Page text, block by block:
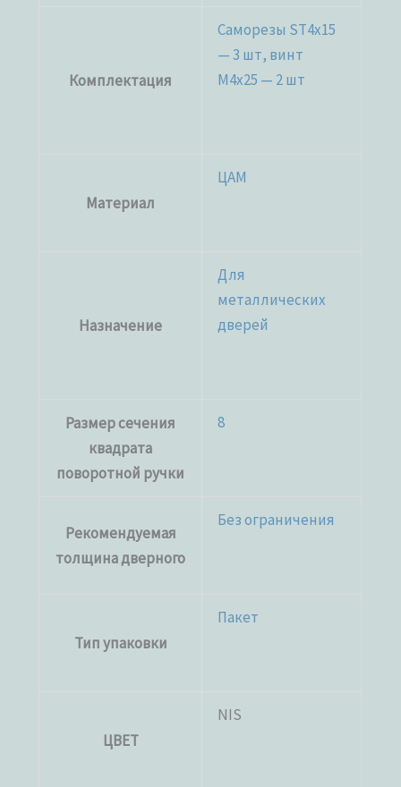
Комплектация
Саморезы ST4x15
— 3 шт, винт
M4x25 — 2 шт
Материал
ЦАМ
Назначение
Для
металлических
дверей
Размер сечения
квадрата
поворотной ручки
8
Рекомендуемая
толщина дверного
Без ограничения
Тип упаковки
Пакет
ЦВЕТ
NIS